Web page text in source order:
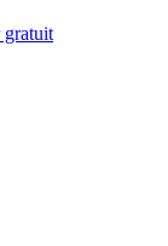
gratuit